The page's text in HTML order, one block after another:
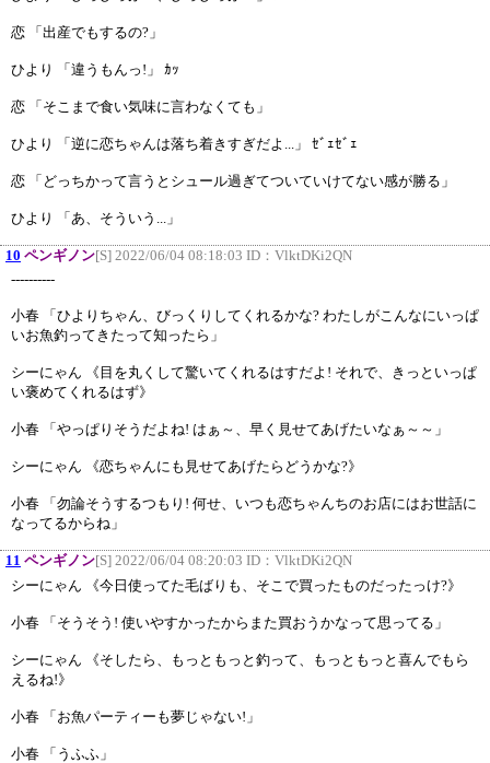
恋 「出産でもするの?」
ひより 「違うもんっ!」 ｶｯ
恋 「そこまで食い気味に言わなくても」
ひより 「逆に恋ちゃんは落ち着きすぎだよ...」 ｾﾞｪｾﾞｪ
恋 「どっちかって言うとシュール過ぎてついていけてない感が勝る」
ひより 「あ、そういう...」
10 ペンギノン[S] 2022/06/04 08:18:03 ID： VlktDKi2QN
----------
小春 「ひよりちゃん、びっくりしてくれるかな? わたしがこんなにいっぱ
いお魚釣ってきたって知ったら」
シーにゃん 《目を丸くして驚いてくれるはすだよ! それで、きっといっぱ
い褒めてくれるはず》
小春 「やっぱりそうだよね! はぁ～、早く見せてあげたいなぁ～～」
シーにゃん 《恋ちゃんにも見せてあげたらどうかな?》
小春 「勿論そうするつもり! 何せ、いつも恋ちゃんちのお店にはお世話に
なってるからね」
11 ペンギノン[S] 2022/06/04 08:20:03 ID： VlktDKi2QN
シーにゃん 《今日使ってた毛ばりも、そこで買ったものだったっけ?》
小春 「そうそう! 使いやすかったからまた買おうかなって思ってる」
シーにゃん 《そしたら、もっともっと釣って、もっともっと喜んでもら
えるね!》
小春 「お魚パーティーも夢じゃない!」
小春 「うふふ」